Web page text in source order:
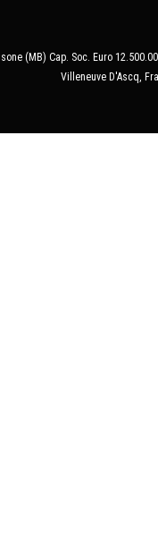
(MB) Cap. Soc. Euro
Villeneuve D'Ascq,